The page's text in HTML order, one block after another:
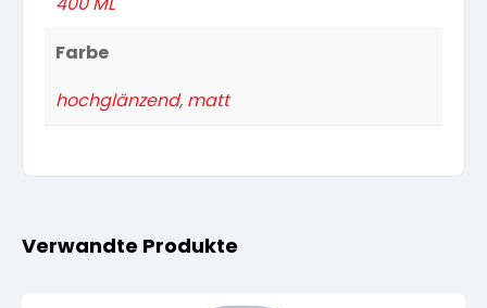
Farbe
hochglänzend, matt
Verwandte Produkte